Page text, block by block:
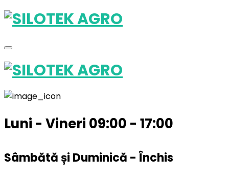
Luni - Vineri 09:00 - 17:00
Sâmbătă și Duminică - Închis